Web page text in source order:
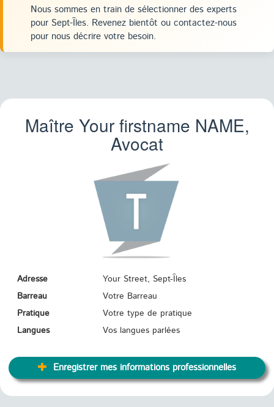
Nous sommes en train de sélectionner des experts
pour Sept-Îles. Revenez bientôt ou contactez-nous
pour nous décrire votre besoin.
Maître Your firstname NAME,
Avocat
Adresse
Your Street, Sept-Îles
Barreau
Votre Barreau
Pratique
Votre type de pratique
Langues
Vos langues parlées
Enregistrer mes informations professionnelles